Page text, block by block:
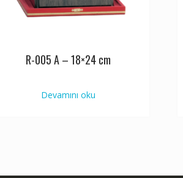
R-005 A – 18×24 cm
Devamını oku